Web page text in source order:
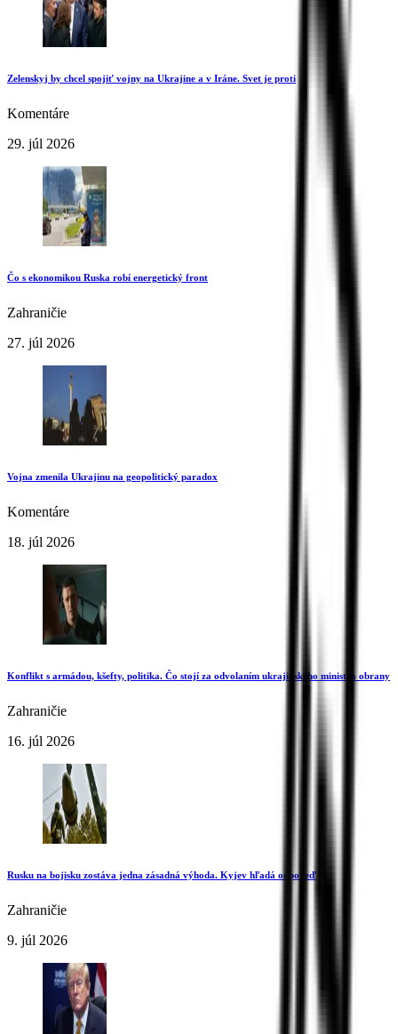
Zelenskyj by chcel spojiť vojny na Ukrajine a v Iráne. Svet je proti
Komentáre
29. júl 2026
Čo s ekonomikou Ruska robí energetický front
Zahraničie
27. júl 2026
Vojna zmenila Ukrajinu na geopolitický paradox
Komentáre
18. júl 2026
Konflikt s armádou, kšefty, politika. Čo stojí za odvolaním ukrajinského ministra obrany
Zahraničie
16. júl 2026
Rusku na bojisku zostáva jedna zásadná výhoda. Kyjev hľadá odpoveď
Zahraničie
9. júl 2026